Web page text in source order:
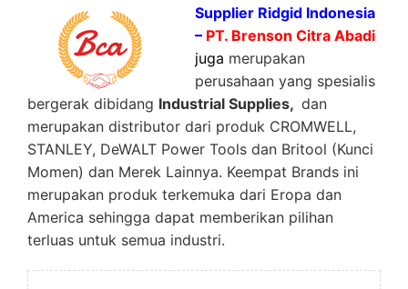
Supplier Ridgid Indonesia
– PT. Brenson Citra Abadi
juga merupakan
perusahaan yang spesialis
bergerak dibidang Industrial Supplies, dan
merupakan distributor dari produk CROMWELL,
STANLEY, DeWALT Power Tools dan Britool (Kunci
Momen) dan Merek Lainnya. Keempat Brands ini
merupakan produk terkemuka dari Eropa dan
America sehingga dapat memberikan pilihan
terluas untuk semua industri.